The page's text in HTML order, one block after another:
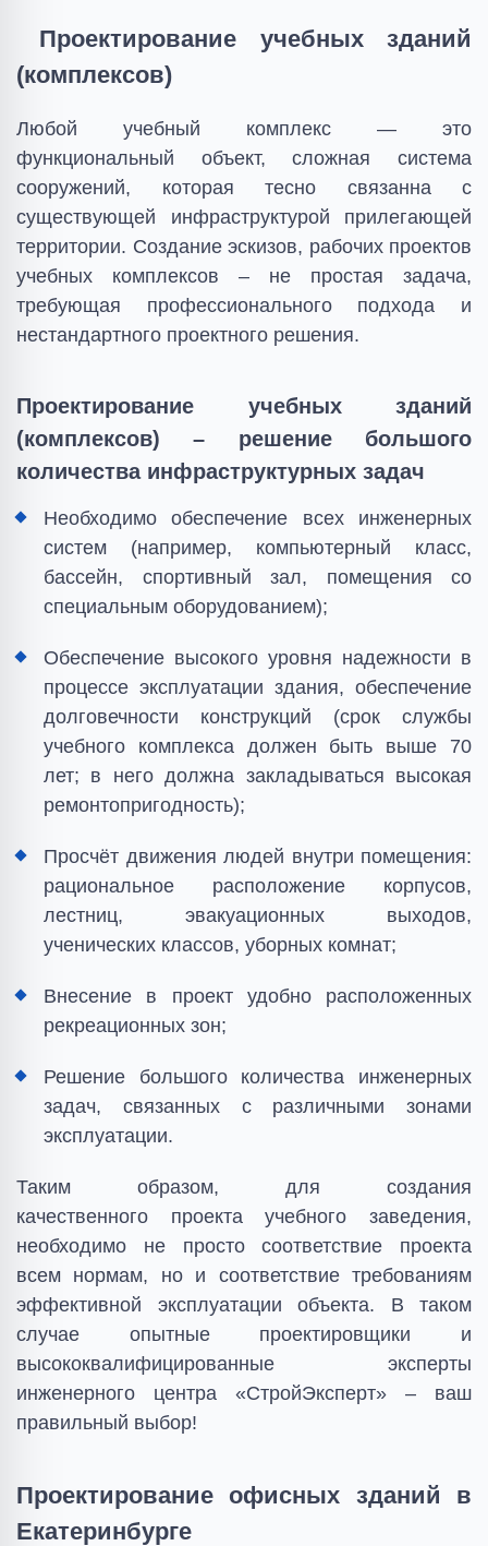
Проектирование учебных зданий
(комплексов)
Любой учебный комплекс — это
функциональный объект, сложная система
сооружений, которая тесно связанна с
существующей инфраструктурой прилегающей
территории. Создание эскизов, рабочих проектов
учебных комплексов – не простая задача,
требующая профессионального подхода и
нестандартного проектного решения.
Проектирование учебных зданий
(комплексов) – решение большого
количества инфраструктурных задач
Необходимо обеспечение всех инженерных
систем (например, компьютерный класс,
бассейн, спортивный зал, помещения со
специальным оборудованием);
Обеспечение высокого уровня надежности в
процессе эксплуатации здания, обеспечение
долговечности конструкций (срок службы
учебного комплекса должен быть выше 70
лет; в него должна закладываться высокая
ремонтопригодность);
Просчёт движения людей внутри помещения:
рациональное расположение корпусов,
лестниц, эвакуационных выходов,
ученических классов, уборных комнат;
Внесение в проект удобно расположенных
рекреационных зон;
Решение большого количества инженерных
задач, связанных с различными зонами
эксплуатации.
Таким образом, для создания
качественного проекта учебного заведения,
необходимо не просто соответствие проекта
всем нормам, но и соответствие требованиям
эффективной эксплуатации объекта. В таком
случае опытные проектировщики и
высококвалифицированные эксперты
инженерного центра «СтройЭксперт» – ваш
правильный выбор!
Проектирование офисных зданий в
Екатеринбурге